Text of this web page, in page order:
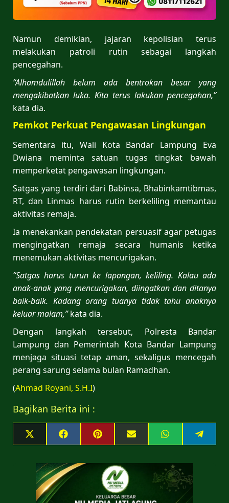
Namun demikian, jajaran kepolisian terus
melakukan patroli rutin sebagai langkah
pencegahan.
“Alhamdulillah belum ada bentrokan besar yang
mengakibatkan luka. Kita terus lakukan pencegahan,”
kata dia.
Pemkot Perkuat Pengawasan Lingkungan
Sementara itu, Wali Kota Bandar Lampung Eva
Dwiana meminta satuan tugas tingkat bawah
memperketat pengawasan lingkungan.
Satgas yang terdiri dari Babinsa, Bhabinkamtibmas,
RT, dan Linmas harus rutin berkeliling memantau
aktivitas remaja.
Ia menekankan pendekatan persuasif agar petugas
mengingatkan remaja secara humanis ketika
menemukan aktivitas mencurigakan.
“Satgas harus turun ke lapangan, keliling. Kalau ada
anak-anak yang mencurigakan, diingatkan dan ditanya
baik-baik. Kadang orang tuanya tidak tahu anaknya
keluar malam,”kata dia.
Dengan langkah tersebut, Polresta Bandar
Lampung dan Pemerintah Kota Bandar Lampung
menjaga situasi tetap aman, sekaligus mencegah
perang sarung selama bulan Ramadhan.
(Ahmad Royani, S.H.I)
Bagikan Berita ini :